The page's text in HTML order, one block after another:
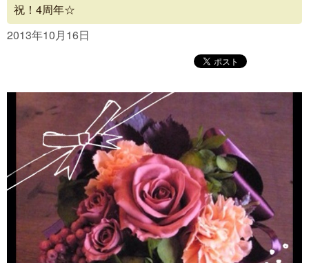
Concept
Blog
Contact
祝！4周年☆
2013年10月16日